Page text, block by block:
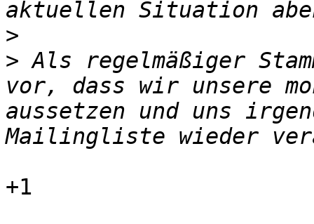
>
> Als regelmäßiger
vor, dass wir unsere
aussetzen und uns
+1